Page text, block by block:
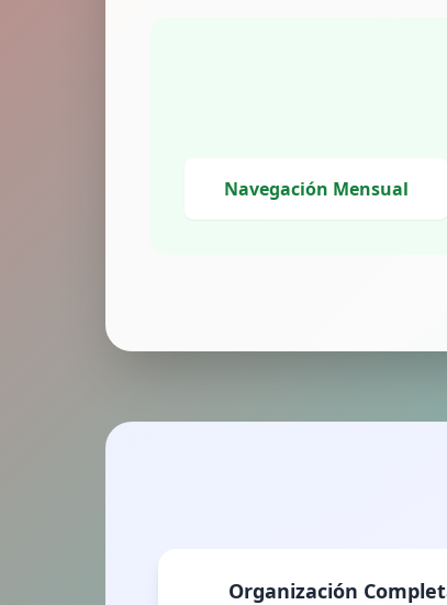
Navegación Mensual
Organización